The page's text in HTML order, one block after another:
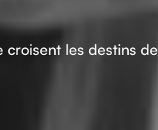
croisent les destins de